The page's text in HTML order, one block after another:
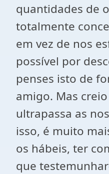
quantidades de
totalmente
em vez de nos
possível por
penses isto de
amigo. Mas
ultrapassa as
isso, é muito
os hábeis, ter
que